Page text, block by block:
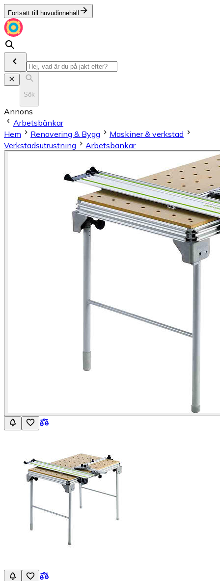
Fortsätt till huvudinnehåll
Sök
Annons
Arbetsbänkar
Hem
Renovering & Bygg
Maskiner & verkstad
Verkstadsutrustning
Arbetsbänkar